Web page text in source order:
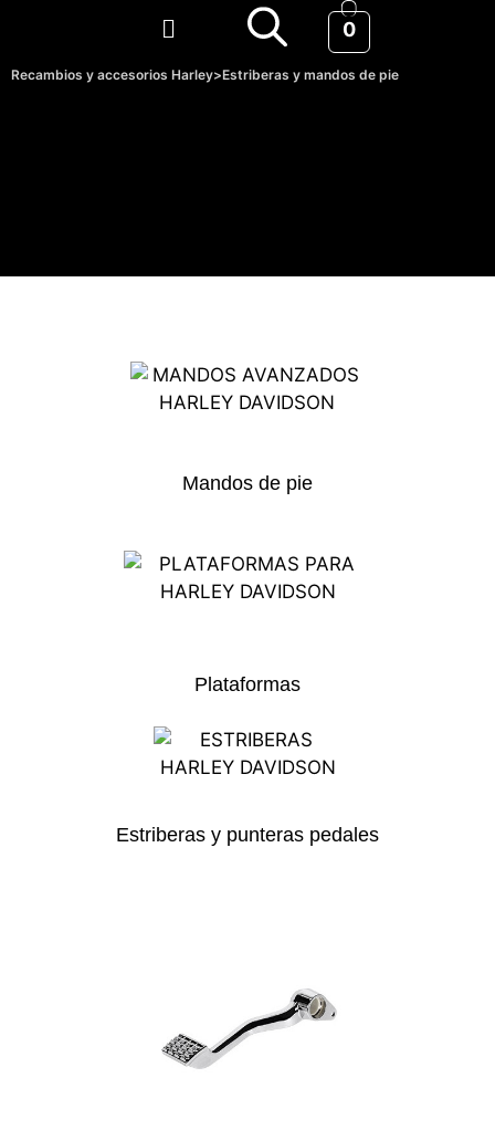
Recambios y accesorios Harley>Estriberas y mandos de pie
0
Mandos de pie
Plataformas
Estriberas y punteras pedales